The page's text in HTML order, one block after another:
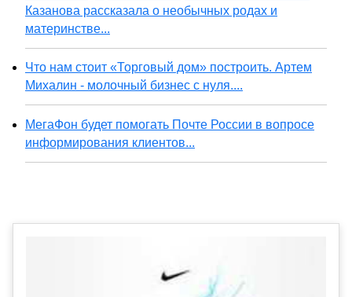
Казанова рассказала о необычных родах и
материнстве...
Что нам стоит «Торговый дом» построить. Артем
Михалин - молочный бизнес с нуля....
МегаФон будет помогать Почте России в вопросе
информирования клиентов...